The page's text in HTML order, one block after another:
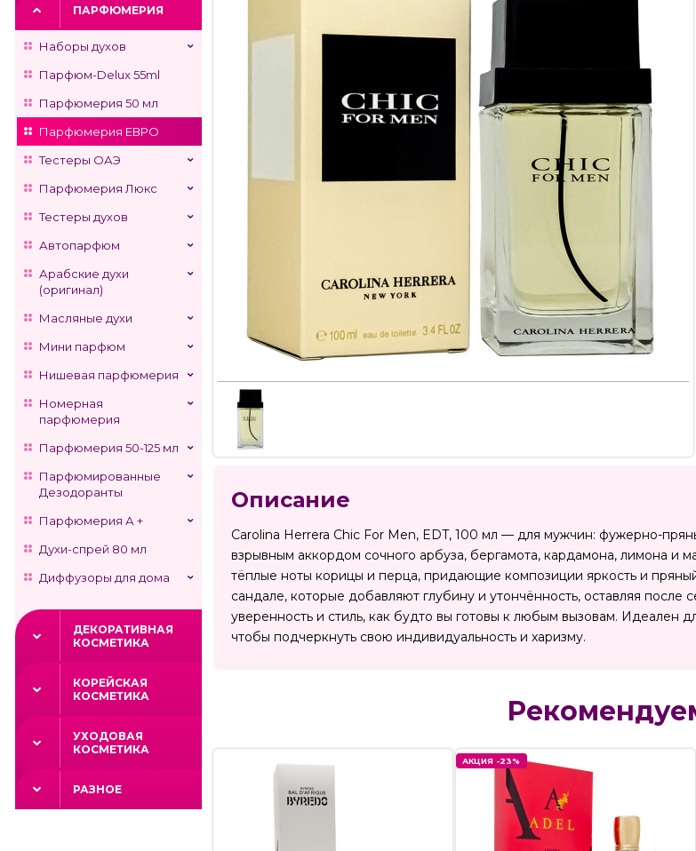
ПАРФЮМЕРИЯ
Наборы духов
Парфюм-Delux 55ml
Парфюмерия 50 мл
Парфюмерия ЕВРО
Тестеры ОАЭ
Парфюмерия Люкс
Тестеры духов
Автопарфюм
Арабские духи
(оригинал)
Масляные духи
Мини парфюм
Нишевая парфюмерия
Номерная
парфюмерия
Парфюмерия 50-125 мл
Парфюмированные
Дезодоранты
Парфюмерия А +
Духи-спрей 80 мл
Диффузоры для дома
ДЕКОРАТИВНАЯ
КОСМЕТИКА
КОРЕЙСКАЯ
КОСМЕТИКА
УХОДОВАЯ
КОСМЕТИКА
РАЗНОЕ
Описание
Carolina Herrera Chic For Men, EDT, 100 мл — для мужчин: фужерно-
взрывным аккордом сочного арбуза, бергамота, кардамона, лимона
тёплые ноты корицы и перца, придающие композиции яркость и
сандале, которые добавляют глубину и утончённость, оставляя
уверенность и стиль, как будто вы готовы к любым вызовам. Идеален
чтобы подчеркнуть свою индивидуальность и харизму.
АКЦИЯ -23%